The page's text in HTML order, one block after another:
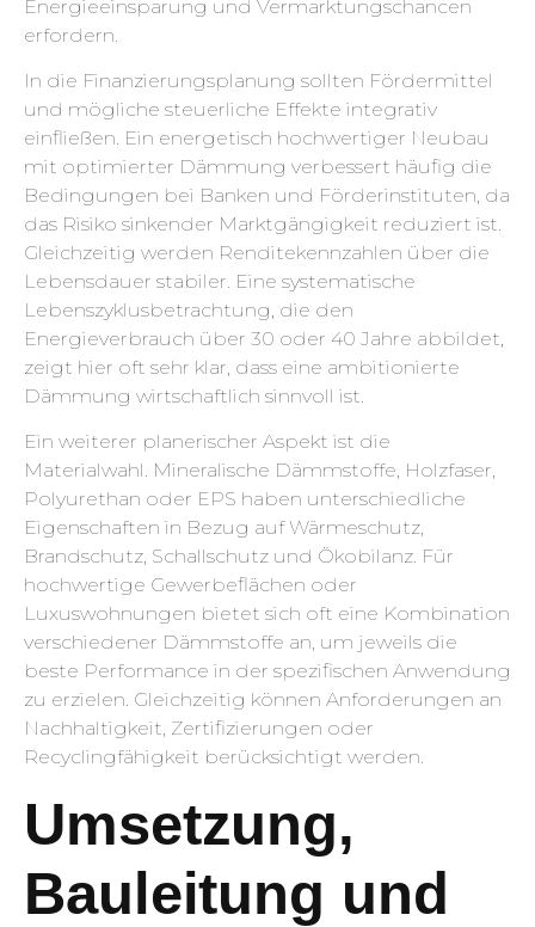
Energieeinsparung und Vermarktungschancen
erfordern.
In die Finanzierungsplanung sollten Fördermittel
und mögliche steuerliche Effekte integrativ
einfließen. Ein energetisch hochwertiger Neubau
mit optimierter Dämmung verbessert häufig die
Bedingungen bei Banken und Förderinstituten, da
das Risiko sinkender Marktgängigkeit reduziert ist.
Gleichzeitig werden Renditekennzahlen über die
Lebensdauer stabiler. Eine systematische
Lebenszyklusbetrachtung, die den
Energieverbrauch über 30 oder 40 Jahre abbildet,
zeigt hier oft sehr klar, dass eine ambitionierte
Dämmung wirtschaftlich sinnvoll ist.
Ein weiterer planerischer Aspekt ist die
Materialwahl. Mineralische Dämmstoffe, Holzfaser,
Polyurethan oder EPS haben unterschiedliche
Eigenschaften in Bezug auf Wärmeschutz,
Brandschutz, Schallschutz und Ökobilanz. Für
hochwertige Gewerbeflächen oder
Luxuswohnungen bietet sich oft eine Kombination
verschiedener Dämmstoffe an, um jeweils die
beste Performance in der spezifischen Anwendung
zu erzielen. Gleichzeitig können Anforderungen an
Nachhaltigkeit, Zertifizierungen oder
Recyclingfähigkeit berücksichtigt werden.
Umsetzung,
Bauleitung und